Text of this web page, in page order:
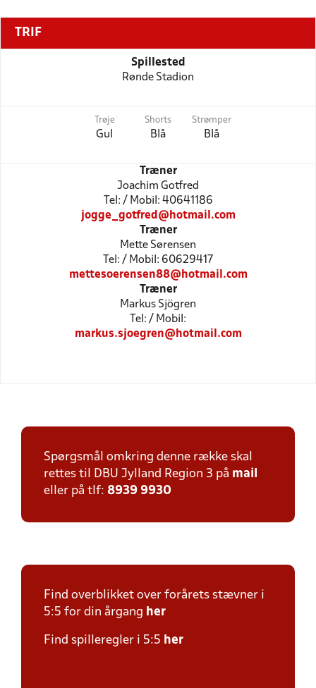
TRIF
Spillested
Rønde Stadion
Trøje
Gul
Shorts
Blå
Strømper
Blå
Træner
Joachim Gotfred
Tel: / Mobil: 40641186
jogge_gotfred@hotmail.com
Træner
Mette Sørensen
Tel: / Mobil: 60629417
mettesoerensen88@hotmail.com
Træner
Markus Sjögren
Tel: / Mobil:
markus.sjoegren@hotmail.com
Spørgsmål omkring denne række skal
rettes til DBU Jylland Region 3 på mail
eller på tlf: 8939 9930
Find overblikket over forårets stævner i
5:5 for din årgang her
Find spilleregler i 5:5 her